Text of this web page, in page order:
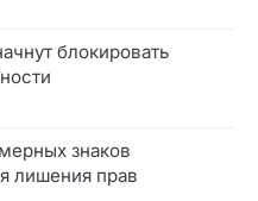
блокировать
знаков
лишения прав